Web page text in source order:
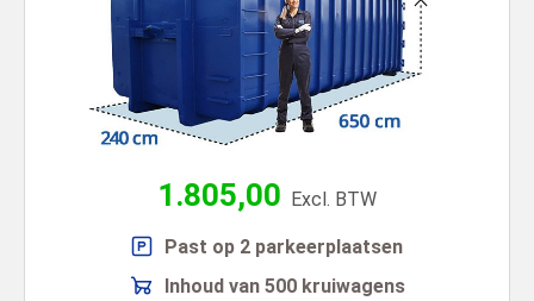
1.805,00 Excl. BTW
Past op 2 parkeerplaatsen
Inhoud van 500 kruiwagens